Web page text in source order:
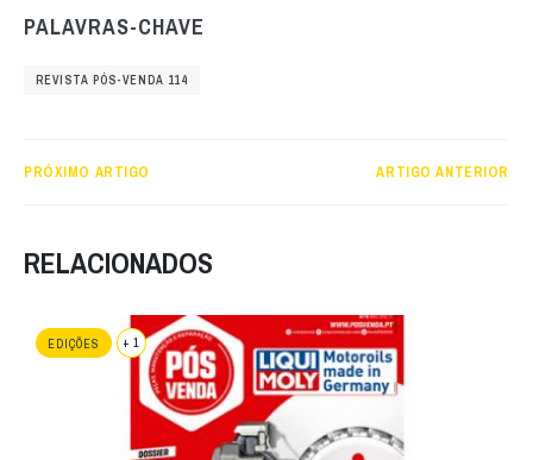
PALAVRAS-CHAVE
REVISTA PÓS-VENDA 114
PRÓXIMO ARTIGO ARTIGO ANTERIOR
RELACIONADOS
EDIÇÕES + 1